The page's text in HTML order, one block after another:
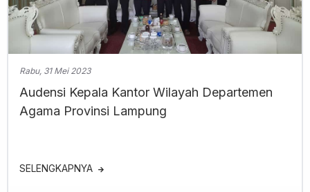
Rabu, 31 Mei 2023
Audensi Kepala Kantor Wilayah Departemen
Agama Provinsi Lampung
SELENGKAPNYA